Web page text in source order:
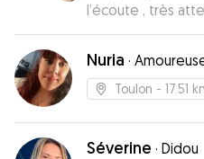
l’écoute , très
animaux adorés ,
photos/ vidéos et
animal de leurs
laisser mon
premier jour”
Nuria ·
Toulon - 17.51
Séverine · Didou